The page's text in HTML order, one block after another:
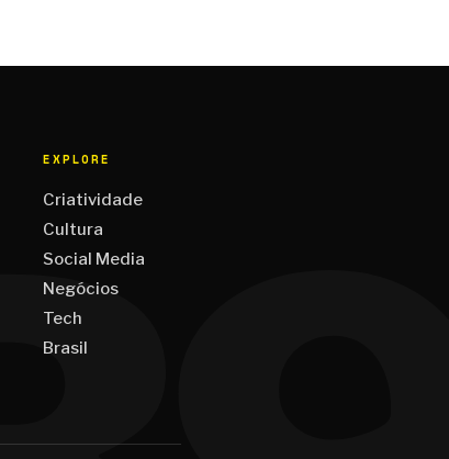
EXPLORE
Criatividade
Cultura
Social Media
Negócios
Tech
Brasil